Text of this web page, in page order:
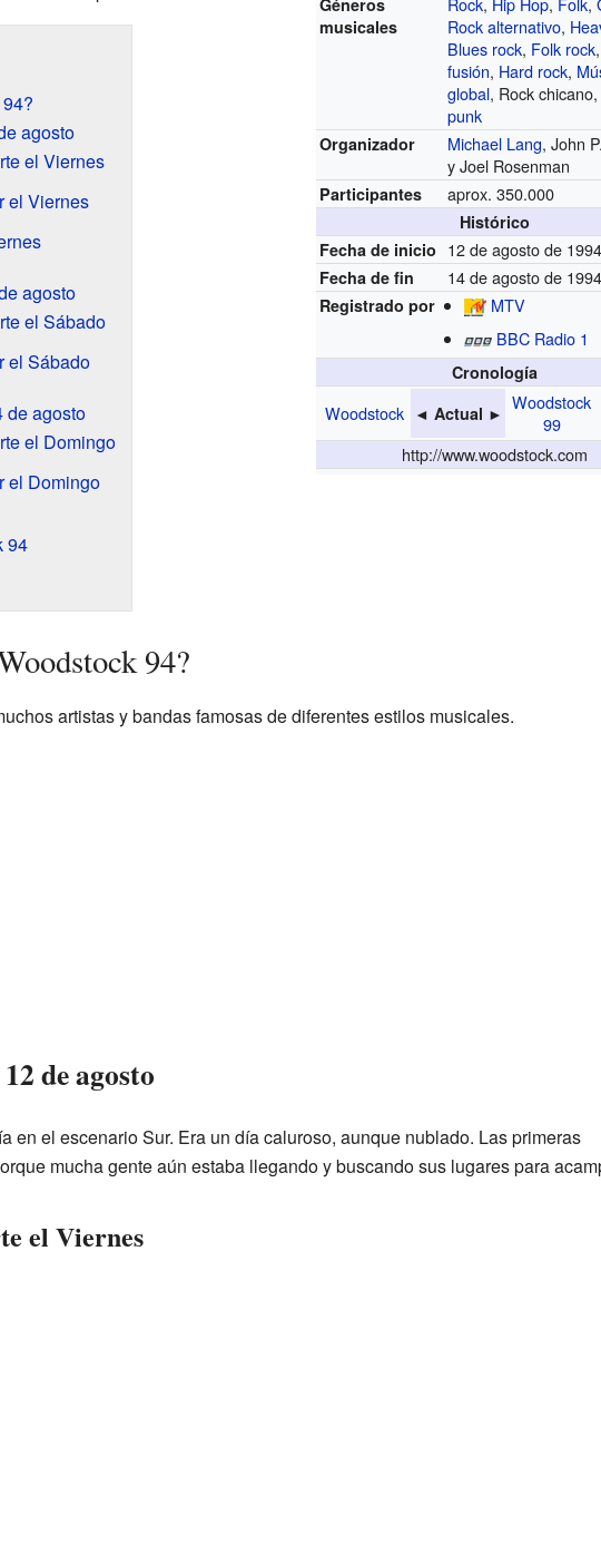
Géneros
musicales
Rock alternativo,
Blues rock, Folk rock
fusión, Hard rock,
global, Rock chicano,
punk
Organizador Michael Lang, John
y Joel Rosenman
Participantes aprox. 350.000
Histórico
Fecha de inicio 12 de agosto de 1994
Fecha de fin 14 de agosto de 1994
Registrado por
MTV
BBC Radio 1
Cronología
Woodstock ◄ Actual ► Woodstock
99
http://www.woodstock.com
agosto
el Viernes
el Viernes
agosto
el Sábado
el Sábado
de agosto
el Domingo
el Domingo
94
94?
artistas y bandas famosas de diferentes estilos musicales.
de agosto
en el escenario Sur. Era un día caluroso, aunque nublado. Las primeras
mucha gente aún estaba llegando y buscando sus lugares para
el Viernes